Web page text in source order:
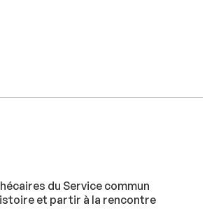
du Service commun
et partir à la rencontre